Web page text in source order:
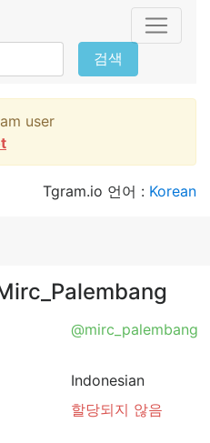
검색
user
Tgram.io 언어 : Korean
@mirc_palembang
Indonesian
할당되지 않음